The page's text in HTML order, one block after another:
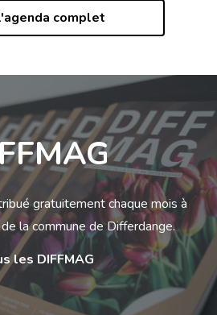
complet
gratuitement chaque mois à
la commune de Differdange.
les DIFFMAG